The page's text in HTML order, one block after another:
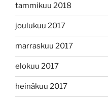
tammikuu 2018
joulukuu 2017
marraskuu 2017
elokuu 2017
heinäkuu 2017